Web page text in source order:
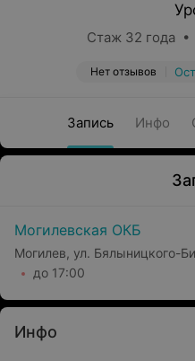
Стаж 32 года •
Нет отзывов
Запись Инфо
Могилевская ОКБ
Могилев, ул. Бялыницкого-
до 17:00
Инфо